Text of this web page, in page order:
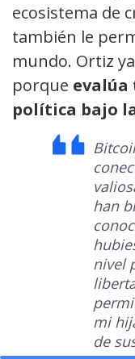
ecosistema de
también le
mundo. Ortiz
porque evalúa
política bajo
han
nivel
mi
de